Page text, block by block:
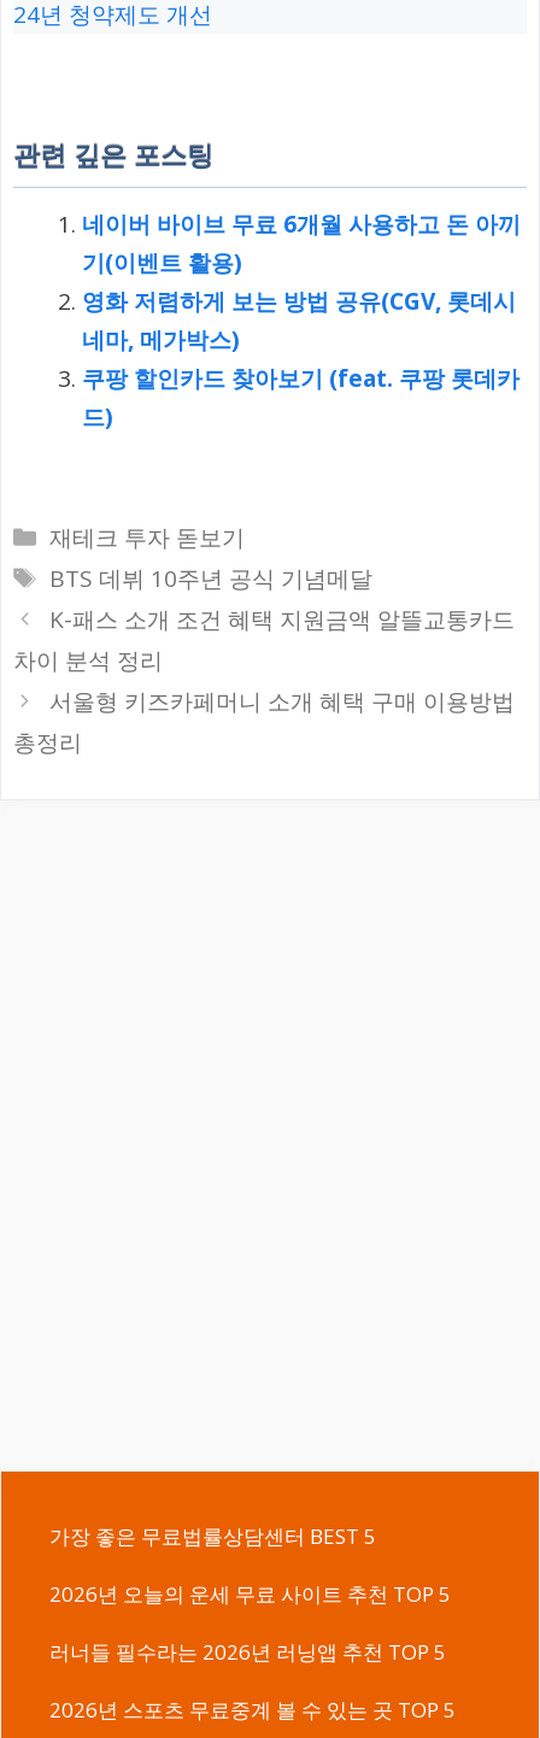
24년 청약제도 개선
관련 깊은 포스팅
네이버 바이브 무료 6개월 사용하고 돈 아끼
기(이벤트 활용)
영화 저렴하게 보는 방법 공유(CGV, 롯데시
네마, 메가박스)
쿠팡 할인카드 찾아보기 (feat. 쿠팡 롯데카
드)
카
테
리
재테크 투자 돋보기
태
그
BTS 데뷔 10주년 공식 기념메달
K-패스 소개 조건 혜택 지원금액 알뜰교통카드
차이 분석 정리
서울형 키즈카페머니 소개 혜택 구매 이용방법
총정리
가장 좋은 무료법률상담센터 BEST 5
2026년 오늘의 운세 무료 사이트 추천 TOP 5
러너들 필수라는 2026년 러닝앱 추천 TOP 5
2026년 스포츠 무료중계 볼 수 있는 곳 TOP 5